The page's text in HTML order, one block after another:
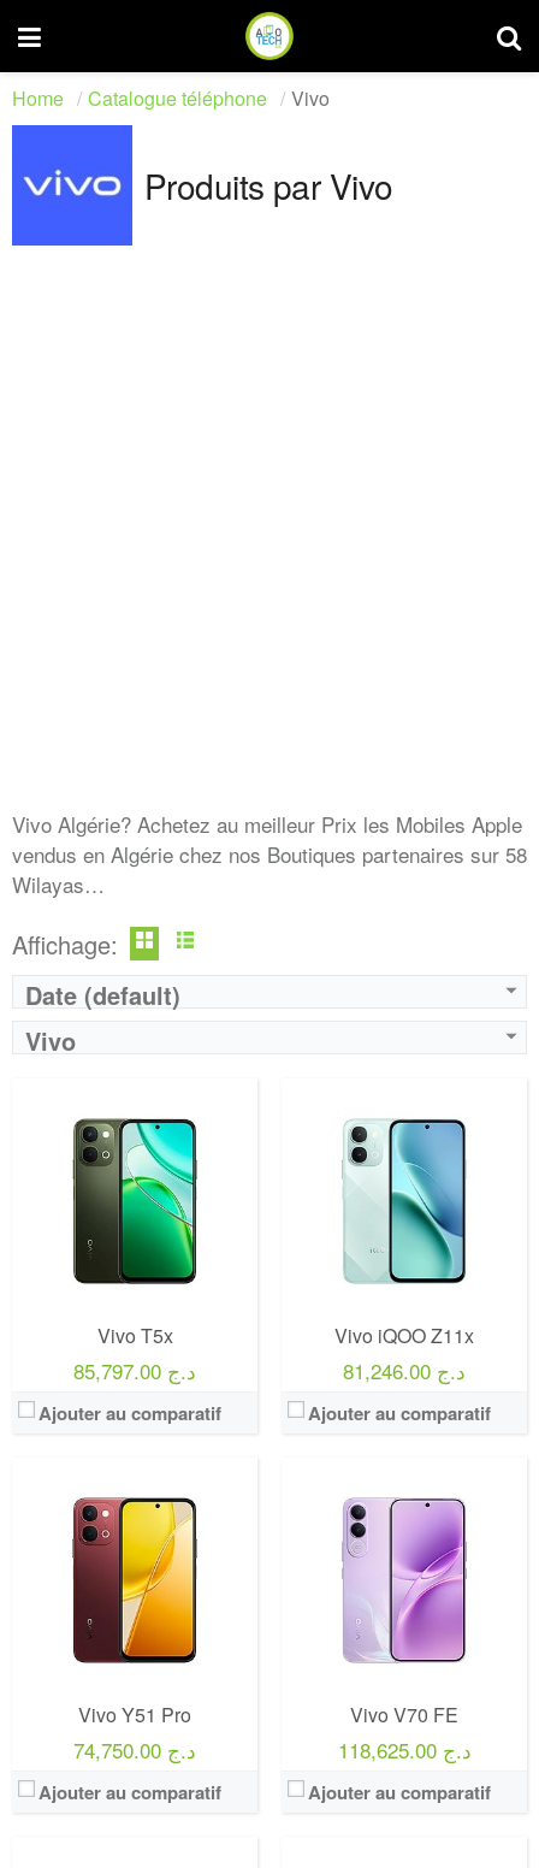
Home Catalogue téléphone Vivo
Produits par Vivo
Vivo Algérie? Achetez au meilleur Prix les Mobiles Apple
vendus en Algérie chez nos Boutiques partenaires sur 58
Wilayas…
Affichage:
Date (default)
Vivo
Vivo T5x
85,797.00 د.ج
Ajouter au comparatif
Vivo iQOO Z11x
81,246.00 د.ج
Ajouter au comparatif
Vivo Y51 Pro
74,750.00 د.ج
Ajouter au comparatif
Vivo V70 FE
118,625.00 د.ج
Ajouter au comparatif